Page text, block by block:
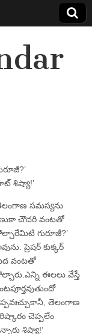
శిష్యా!’
సమస్యను
చౌదరి వంటతో
గురూజీ?’
ప్రెషర్ కుక్కర్
వంటతో
ఈలలు వేస్తే
తెలంగాణ
చెప్పలేం
శిష్యా!’